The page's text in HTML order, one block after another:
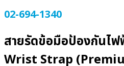
02-694-1340
สายรัดข้อมือป้องกันไฟ
Wrist Strap